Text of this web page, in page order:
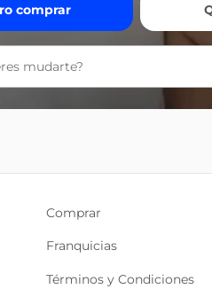
comprar
Comprar
Franquicias
Términos y Condiciones